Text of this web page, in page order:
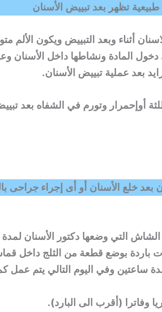
تظهر بعد تبييض الأسنان
أثناء وبعد التبييض ويكون الألم
دخول المادة ونشاطها داخل الأسنان
بعد عملية تبييض الأسنان.
أوإحمرار وتورم في الشفاه بعد
بعد خلع الأسنان أو أى إجراء جراحى
التي وضعها دكتور الأسنان
باردة بوضع قطعة من الثلج داخل
ساعتين وفي اليوم التالي يتم عمل